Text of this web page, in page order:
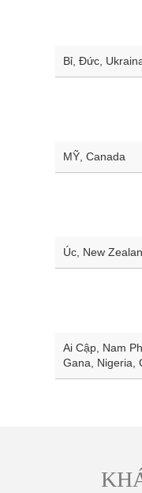
Bỉ, Đức,
MỸ, Canada
Úc, New
Ai Cập, Nam
Gana, Nigeria,